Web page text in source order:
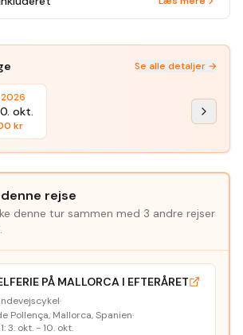
Se alle detaljer →
okt.
kr
rejse
denne tur sammen med 3 andre rejser
PÅ MALLORCA I EFTERÅRET
·
Pollença, Mallorca, Spanien·
:3. okt. -10. okt.